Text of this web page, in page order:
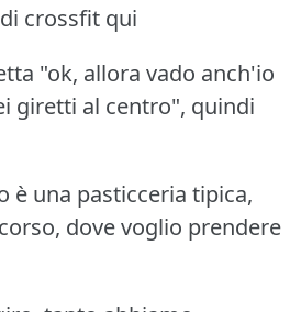
crossfit qui
"ok, allora vado anch'io
giretti al centro", quindi
è una pasticceria tipica,
dove voglio prendere